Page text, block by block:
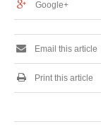
Google+
Email this article
Print this article